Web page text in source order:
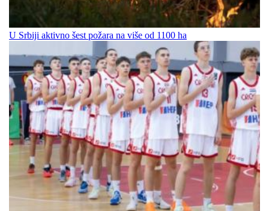
U Srbiji aktivno šest požara na više od 1100 ha